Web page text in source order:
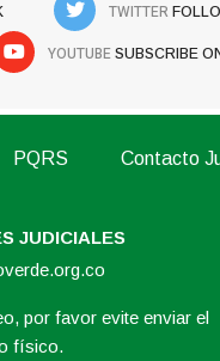
TWITTER
YOUTUBE SUBSCRIBE
PQRS Contacto
JUDICIALES
por favor evite enviar el
físico.